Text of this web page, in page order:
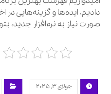
دادیم، ایده‌ها و گزینه‌هایی در
صورت نیاز به نرم‌افزار جدید،
جولای ۳, ۲۰۲۵